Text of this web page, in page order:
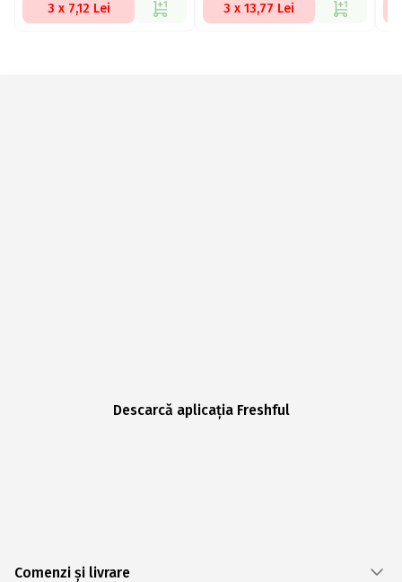
3 x 7,12 Lei 3 x 13,77 Lei
Descarcă aplicația Freshful
Comenzi și livrare